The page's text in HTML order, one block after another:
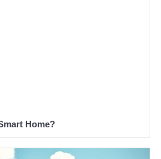
Home?